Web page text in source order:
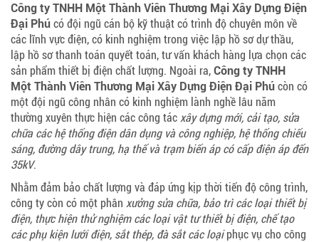
Công ty TNHH Một Thành Viên Thương Mại Xây Dựng Điện
Đại Phú có đội ngũ cán bộ kỹ thuật có trình độ chuyên môn về
các lĩnh vực điện, có kinh nghiệm trong việc lập hồ sơ dự thầu,
lập hồ sơ thanh toán quyết toán, tư vấn khách hàng lựa chọn các
sản phẩm thiết bị điện chất lượng. Ngoài ra, Công ty TNHH
Một Thành Viên Thương Mại Xây Dựng Điện Đại Phú còn có
một đội ngũ công nhân có kinh nghiệm lành nghề lâu năm
thường xuyên thực hiện các công tác xây dựng mới, cải tạo, sửa
chữa các hệ thống điện dân dụng và công nghiệp, hệ thống chiếu
sáng, đường dây trung, hạ thế và trạm biến áp có cấp điện áp đến
35kV.
Nhằm đảm bảo chất lượng và đáp ứng kịp thời tiến độ công trình,
công ty còn có một phân xưởng sửa chữa, bảo trì các loại thiết bị
điện, thực hiện thử nghiệm các loại vật tư thiết bị điện, chế tạo
các phụ kiện lưới điện, sắt thép, đà sắt các loạiphục vụ cho công